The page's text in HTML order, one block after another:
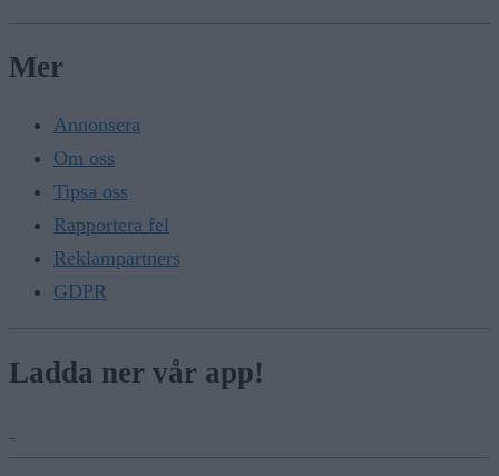
Mer
Annonsera
Om oss
Tipsa oss
Rapportera fel
Reklampartners
GDPR
Ladda ner vår app!